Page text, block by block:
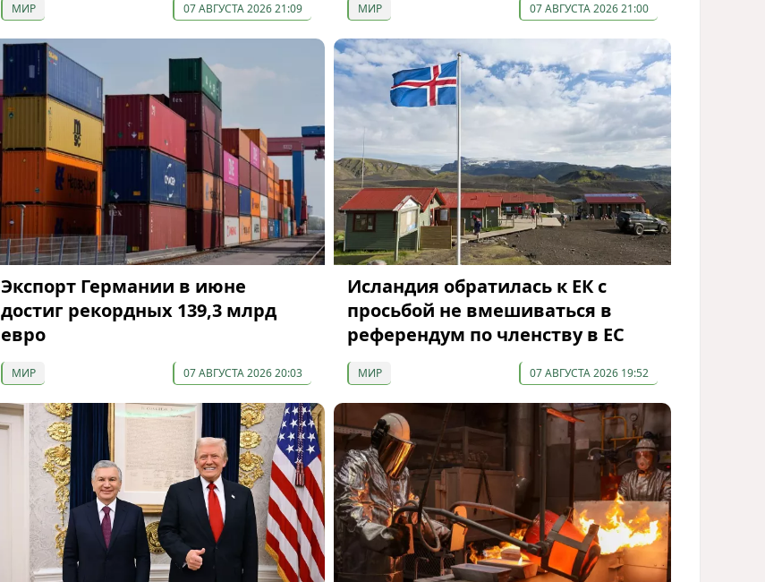
МИР 07 АВГУСТА 2026 21:09 МИР 07 АВГУСТА 2026 21:00
Экспорт Германии в июне
достиг рекордных 139,3 млрд
евро
МИР 07 АВГУСТА 2026 20:03
Исландия обратилась к ЕК с
просьбой не вмешиваться в
референдум по членству в ЕС
МИР 07 АВГУСТА 2026 19:52